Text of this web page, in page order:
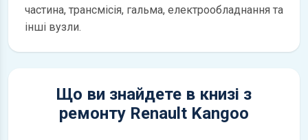
частина, трансмісія, гальма, електрообладнання та
інші вузли.
Що ви знайдете в книзі з
ремонту Renault Kangoo